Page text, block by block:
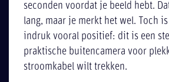
seconden voordat je beeld hebt.
lang, maar je merkt het wel. Toch
indruk vooral positief: dit is een
praktische buitencamera voor
stroomkabel wilt trekken.